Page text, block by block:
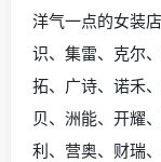
洋气一点的女装
识、集雷、克尔
拓、广诗、诺禾
贝、洲能、开耀
利、营奥、财瑞